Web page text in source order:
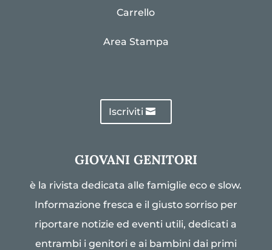
Carrello
Area Stampa
Iscriviti
GIOVANI GENITORI
è la rivista dedicata alle famiglie eco e slow.
Informazione fresca e il giusto sorriso per
riportare notizie ed eventi utili, dedicati a
entrambi i genitori e ai bambini dai primi